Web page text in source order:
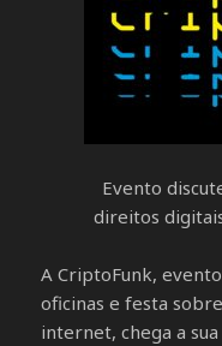
Evento
direitos
A CriptoFunk,
oficinas e festa
internet, chega a